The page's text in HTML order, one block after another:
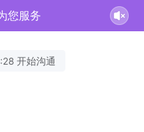
您服务
开始沟通